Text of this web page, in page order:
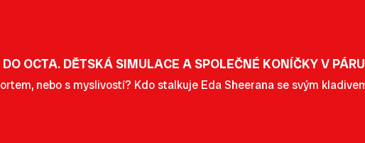
OCTA. DĚTSKÁ SIMULACE A SPOLEČNÉ KONÍČKY V PÁRU
nebo s myslivostí? Kdo stalkuje Eda Sheerana se svým